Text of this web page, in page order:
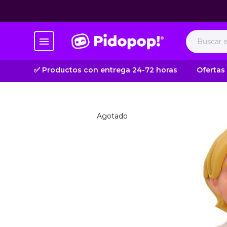
✅ Productos con entrega 24-72 horas Ofertas
Agotado